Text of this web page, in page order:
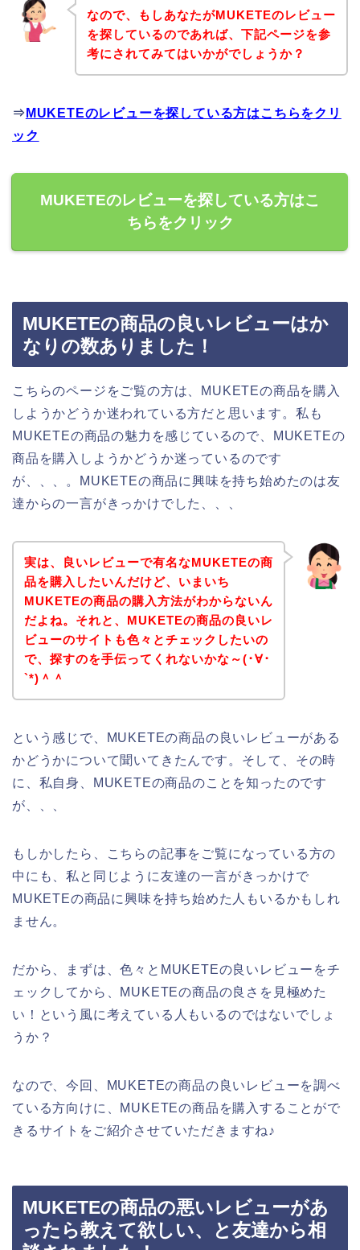
なので、もしあなたがMUKETEのレビュー
を探しているのであれば、下記ページを参
考にされてみてはいかがでしょうか？
⇒ MUKETEのレビューを探している方はこちらをクリ
ック
MUKETEのレビューを探している方はこ
ちらをクリック
MUKETEの商品の良いレビューはか
なりの数ありました！
こちらのページをご覧の方は、MUKETEの商品を購入
しようかどうか迷われている方だと思います。私も
MUKETEの商品の魅力を感じているので、MUKETEの
商品を購入しようかどうか迷っているのです
が、、、。MUKETEの商品に興味を持ち始めたのは友
達からの一言がきっかけでした、、、
実は、良いレビューで有名なMUKETEの商
品を購入したいんだけど、いまいち
MUKETEの商品の購入方法がわからないん
だよね。それと、MUKETEの商品の良いレ
ビューのサイトも色々とチェックしたいの
で、探すのを手伝ってくれないかな～(･∀･
`*)＾＾
という感じで、MUKETEの商品の良いレビューがある
かどうかについて聞いてきたんです。そして、その時
に、私自身、MUKETEの商品のことを知ったのです
が、、、
もしかしたら、こちらの記事をご覧になっている方の
中にも、私と同じように友達の一言がきっかけで
MUKETEの商品に興味を持ち始めた人もいるかもしれ
ません。
だから、まずは、色々とMUKETEの良いレビューをチ
ェックしてから、MUKETEの商品の良さを見極めた
い！という風に考えている人もいるのではないでしょ
うか？
なので、今回、MUKETEの商品の良いレビューを調べ
ている方向けに、MUKETEの商品を購入することがで
きるサイトをご紹介させていただきますね♪
MUKETEの商品の悪いレビューがあ
ったら教えて欲しい、と友達から相